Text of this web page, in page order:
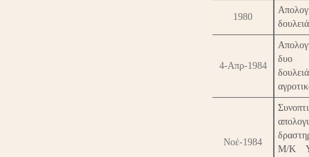
1980
4-Απρ-1984
δυο
Νοέ-1984
Μ/Κ